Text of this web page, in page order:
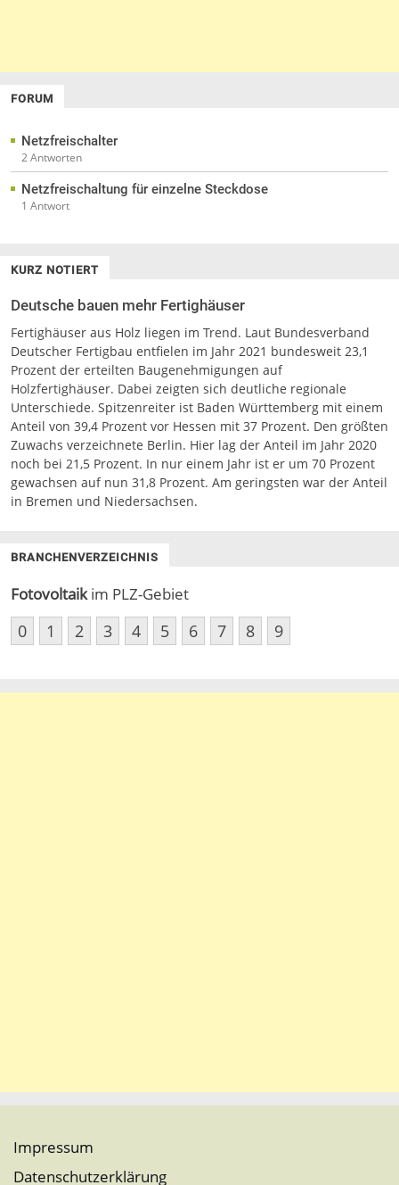
FORUM
Netzfreischalter
2 Antworten
Netzfreischaltung für einzelne Steckdose
1 Antwort
KURZ NOTIERT
Deutsche bauen mehr Fertighäuser
Fertighäuser aus Holz liegen im Trend. Laut Bundesverband
Deutscher Fertigbau entfielen im Jahr 2021 bundesweit 23,1
Prozent der erteilten Baugenehmigungen auf
Holzfertighäuser. Dabei zeigten sich deutliche regionale
Unterschiede. Spitzenreiter ist Baden Württemberg mit einem
Anteil von 39,4 Prozent vor Hessen mit 37 Prozent. Den größten
Zuwachs verzeichnete Berlin. Hier lag der Anteil im Jahr 2020
noch bei 21,5 Prozent. In nur einem Jahr ist er um 70 Prozent
gewachsen auf nun 31,8 Prozent. Am geringsten war der Anteil
in Bremen und Niedersachsen.
BRANCHENVERZEICHNIS
Fotovoltaikim PLZ-Gebiet
0 1 2 3 4 5 6 7 8 9
Impressum
Datenschutzerklärung